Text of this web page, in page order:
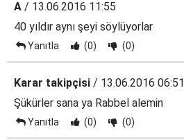
A / 13.06.2016 11:55
40 yıldır aynı şeyi söylüyorlar
Yanıtla (0) (0)
Karar takipçisi / 13.06.2016 06:51
Şükürler sana ya Rabbel alemin
Yanıtla (0) (0)